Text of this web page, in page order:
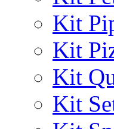
Kit
Kit
Kit
Kit